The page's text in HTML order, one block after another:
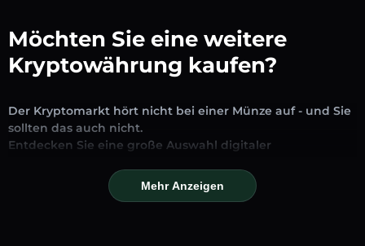
Möchten Sie eine weitere
Kryptowährung kaufen?
Der Kryptomarkt hört nicht bei einer Münze auf - und Sie
sollten das auch nicht.
Entdecken Sie eine große Auswahl digitaler
Austausch und Handel verfügbar sind. Ob etablierte
Stablecoins, vielversprechende Altcoins oder trendige
Mehr Anzeigen